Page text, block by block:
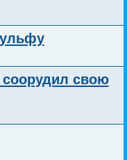
соорудил свою